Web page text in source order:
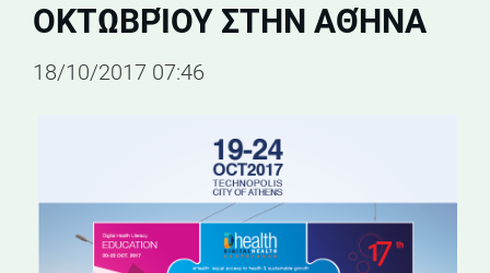
ΟΚΤΩΒΡΊΟΥ ΣΤΗΝ ΑΘΉΝΑ
18/10/2017 07:46